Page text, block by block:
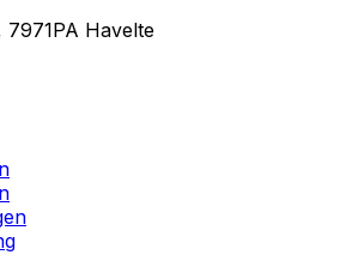
7971PA Havelte